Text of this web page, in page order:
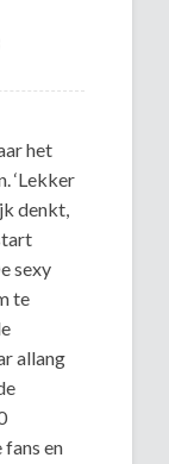
het
‘Lekker
denkt,
sexy
te
allang
en